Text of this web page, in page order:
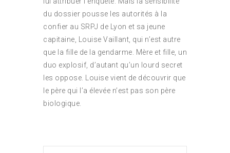
du dossier pousse les autorités à la
confier au SRPJ de Lyon et sa jeune
capitaine, Louise Vaillant, qui n’est autre
que la fille de la gendarme. Mère et fille, un
duo explosif, d’autant qu’un lourd secret
les oppose. Louise vient de découvrir que
le père qui l’a élevée n’est pas son père
biologique.